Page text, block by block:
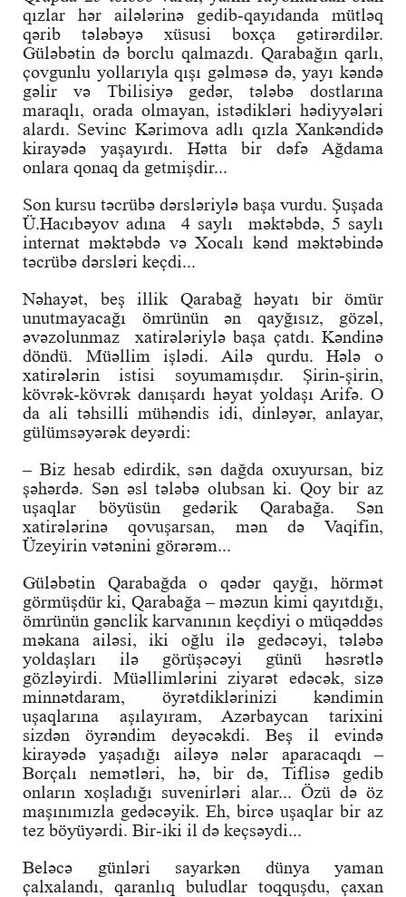
qızlar hər ailələrinə gedib-qayıdanda mütləq
qərib tələbəyə xüsusi boxça gətirərdilər.
Güləbətin də borclu qalmazdı. Qarabağın qarlı,
çovgunlu yollarıyla qışı gəlməsə də, yayı kəndə
gəlir və Tbilisiyə gedər, tələbə dostlarına
maraqlı, orada olmayan, istədikləri hədiyyələri
alardı. Sevinc Kərimova adlı qızla Xankəndidə
kirayədə yaşayırdı. Hətta bir dəfə Ağdama
onlara qonaq da getmişdir...
Son kursu təcrübə dərsləriylə başa vurdu. Şuşada
Ü.Hacıbəyov adına 4 saylı məktəbdə, 5 saylı
internat məktəbdə və Xocalı kənd məktəbində
təcrübə dərsləri keçdi...
Nəhayət, beş illik Qarabağ həyatı bir ömür
unutmayacağı ömrünün ən qayğısız, gözəl,
əvəzolunmaz xatirələriylə başa çatdı. Kəndinə
döndü. Müəllim işlədi. Ailə qurdu. Hələ o
xatirələrin istisi soyumamışdır. Şirin-şirin,
kövrək-kövrək danışardı həyat yoldaşı Arifə. O
da ali təhsilli mühəndis idi, dinləyər, anlayar,
gülümsəyərək deyərdi:
– Biz hesab edirdik, sən dağda oxuyursan, biz
şəhərdə. Sən əsl tələbə olubsan ki. Qoy bir az
uşaqlar böyüsün gedərik Qarabağa. Sən
xatirələrinə qovuşarsan, mən də Vaqifin,
Üzeyirin vətənini görərəm...
Güləbətin Qarabağda o qədər qayğı, hörmət
görmüşdür ki, Qarabağa – məzun kimi qayıtdığı,
ömrünün gənclik karvanının keçdiyi o müqəddəs
məkana ailəsi, iki oğlu ilə gedəcəyi, tələbə
yoldaşları ilə görüşəcəyi günü həsrətlə
gözləyirdi. Müəllimlərini ziyarət edəcək, sizə
minnətdaram, öyrətdiklərinizi kəndimin
uşaqlarına aşılayıram, Azərbaycan tarixini
sizdən öyrəndim deyəcəkdi. Beş il evində
kirayədə yaşadığı ailəyə nələr aparacaqdı –
Borçalı nemətləri, hə, bir də, Tiflisə gedib
onların xoşladığı suvenirləri alar... Özü də öz
maşınımızla gedəcəyik. Eh, bircə uşaqlar bir az
tez böyüyərdi. Bir-iki il də keçsəydi...
Beləcə günləri sayarkən dünya yaman
çalxalandı, qaranlıq buludlar toqquşdu, çaxan